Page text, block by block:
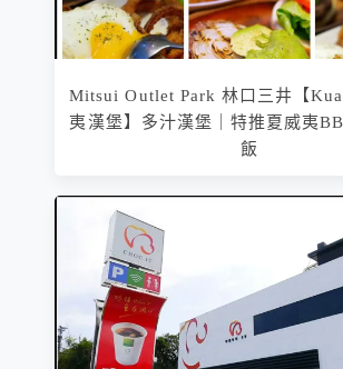
Mitsui Outlet Park 林口三井【
夷漢堡】多汁漢堡｜特推夏威夷
飯